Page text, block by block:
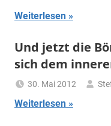
Weiterlesen
Und jetzt die
sich dem
30. Mai 2012
Weiterlesen